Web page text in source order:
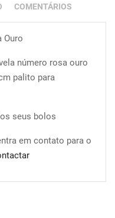
COMENTÁRIOS
Ouro
número rosa ouro
palito para
seus bolos
em contato para o